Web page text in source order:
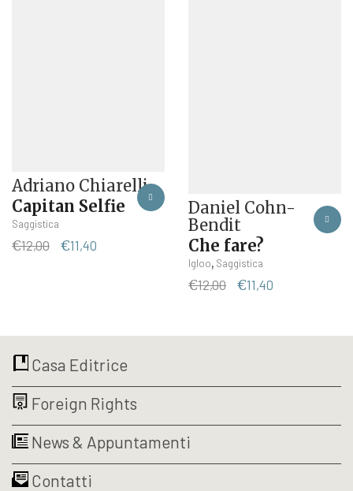
Adriano Chiarelli
Capitan Selfie
Saggistica
€12,00
Il
€11,40
Daniel Cohn-
Bendit
Che fare?
Igloo, Saggistica
€12,00
Il
era:
€11,40
è:
Casa Editrice
Foreign Rights
News & Appuntamenti
Contatti